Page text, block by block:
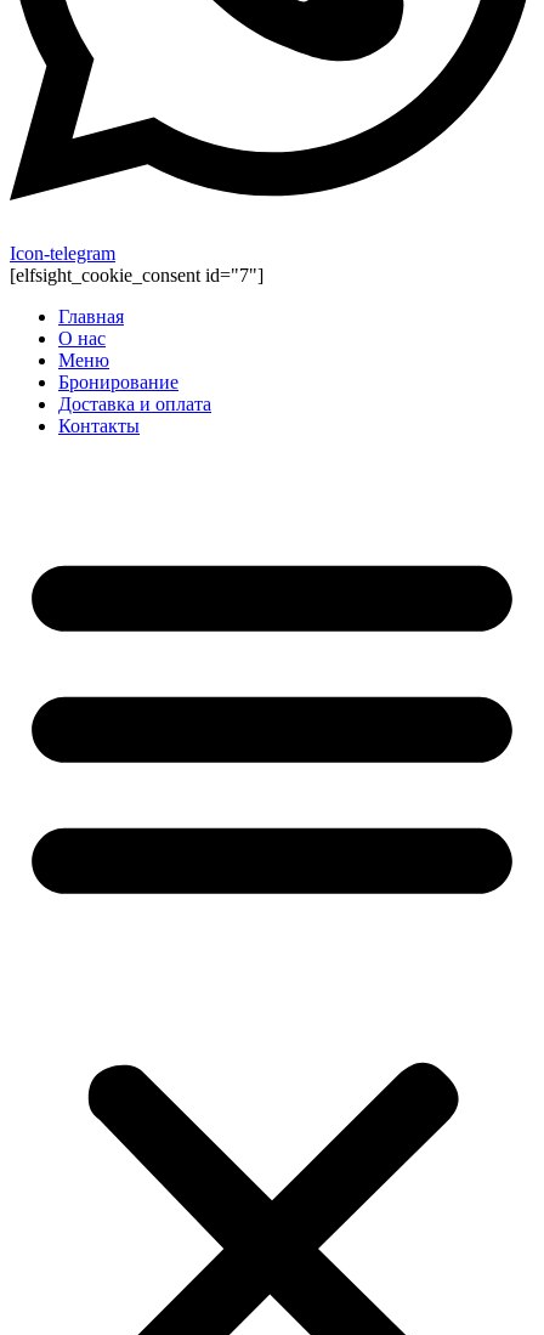
Icon-telegram
[elfsight_cookie_consent id="7"]
Главная
О нас
Меню
Бронирование
Доставка и оплата
Контакты